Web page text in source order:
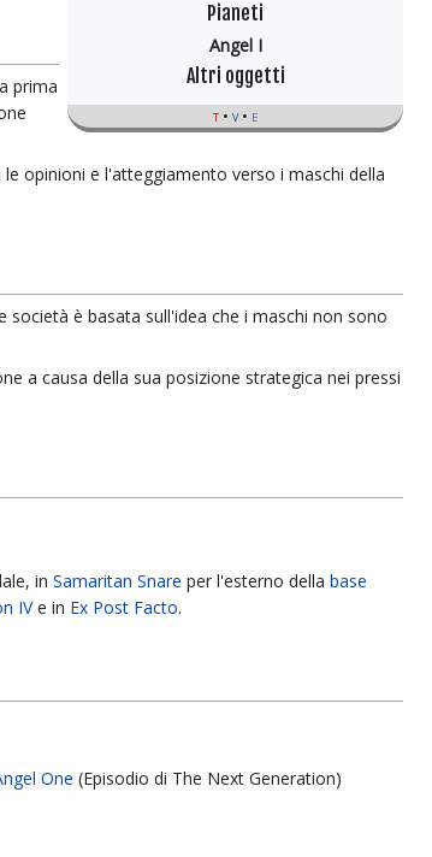
Pianeti
Angel I
Altri oggetti
t v e
prima
opinioni e l'atteggiamento verso i maschi della
società è basata sull'idea che i maschi non sono
a causa della sua posizione strategica nei pressi
inSamaritan Snare per l'esterno dellabase
IVe in Ex Post Facto.
One (Episodio di The Next Generation)